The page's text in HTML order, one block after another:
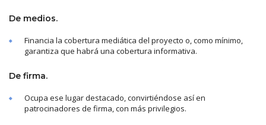
De medios.
Financia la cobertura mediática del proyecto o, como mínimo,
garantiza que habrá una cobertura informativa.
De firma.
Ocupa ese lugar destacado, convirtiéndose así en
patrocinadores de firma, con más privilegios.